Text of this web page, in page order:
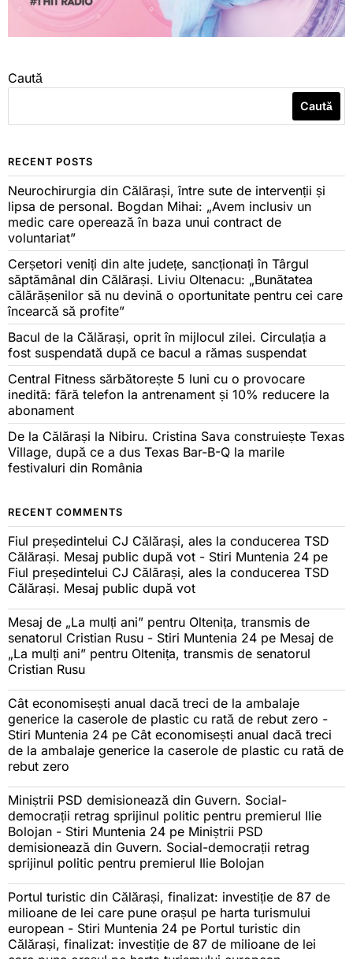
Caută
Caută
RECENT POSTS
Neurochirurgia din Călărași, între sute de intervenții și
lipsa de personal. Bogdan Mihai: „Avem inclusiv un
medic care operează în baza unui contract de
voluntariat”
Cerșetori veniți din alte județe, sancționați în Târgul
săptămânal din Călărași. Liviu Oltenacu: „Bunătatea
călărășenilor să nu devină o oportunitate pentru cei care
încearcă să profite”
Bacul de la Călărași, oprit în mijlocul zilei. Circulația a
fost suspendată după ce bacul a rămas suspendat
Central Fitness sărbătorește 5 luni cu o provocare
inedită: fără telefon la antrenament și 10% reducere la
abonament
De la Călărași la Nibiru. Cristina Sava construiește Texas
Village, după ce a dus Texas Bar-B-Q la marile
festivaluri din România
RECENT COMMENTS
Fiul președintelui CJ Călărași, ales la conducerea TSD
Călărași. Mesaj public după vot - Stiri Muntenia 24 pe
Fiul președintelui CJ Călărași, ales la conducerea TSD
Călărași. Mesaj public după vot
Mesaj de „La mulți ani” pentru Oltenița, transmis de
senatorul Cristian Rusu - Stiri Muntenia 24 pe Mesaj de
„La mulți ani” pentru Oltenița, transmis de senatorul
Cristian Rusu
Cât economisești anual dacă treci de la ambalaje
generice la caserole de plastic cu rată de rebut zero -
Stiri Muntenia 24 pe Cât economisești anual dacă treci
de la ambalaje generice la caserole de plastic cu rată de
rebut zero
Miniștrii PSD demisionează din Guvern. Social-
democrații retrag sprijinul politic pentru premierul Ilie
Bolojan - Stiri Muntenia 24 pe Miniștrii PSD
demisionează din Guvern. Social-democrații retrag
sprijinul politic pentru premierul Ilie Bolojan
Portul turistic din Călărași, finalizat: investiție de 87 de
milioane de lei care pune orașul pe harta turismului
european - Stiri Muntenia 24 pe Portul turistic din
Călărași, finalizat: investiție de 87 de milioane de lei